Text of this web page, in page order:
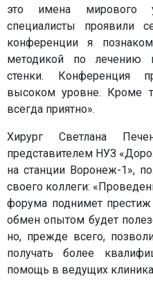
это имена мирового
специалисты проявили
конференции я
методикой по
стенки. Конференция
высоком уровне. Кроме
всегда приятно».
Хирург Светлана
представителем НУЗ
на станции Воронеж-1»,
своего коллеги:
форума поднимет
обмен опытом будет
но, прежде всего,
получать более
помощь в ведущих